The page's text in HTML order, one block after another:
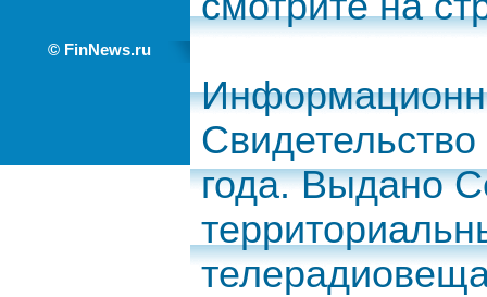
© FinNews.ru
года. Выдано